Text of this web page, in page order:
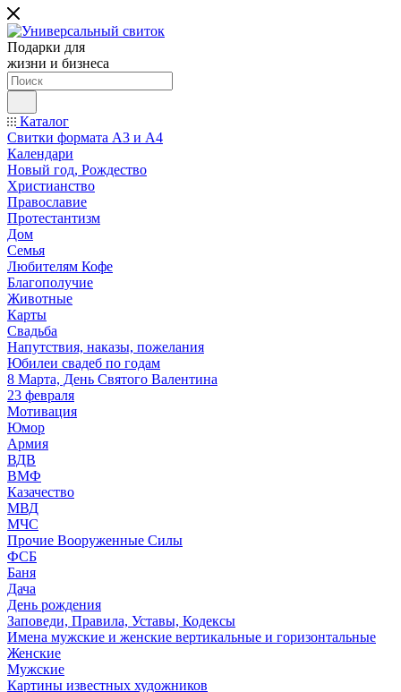
Подарки для
жизни и бизнеса
Каталог
Свитки формата А3 и А4
Календари
Новый год, Рождество
Христианство
Православие
Протестантизм
Дом
Семья
Любителям Кофе
Благополучие
Животные
Карты
Свадьба
Напутствия, наказы, пожелания
Юбилеи свадеб по годам
8 Марта, День Святого Валентина
23 февраля
Мотивация
Юмор
Армия
ВДВ
ВМФ
Казачество
МВД
МЧС
Прочие Вооруженные Силы
ФСБ
Баня
Дача
День рождения
Заповеди, Правила, Уставы, Кодексы
Имена мужские и женские вертикальные и горизонтальные
Женские
Мужские
Картины известных художников